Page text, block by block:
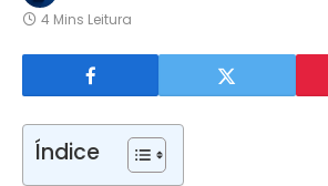
4 Mins Leitura
Índice